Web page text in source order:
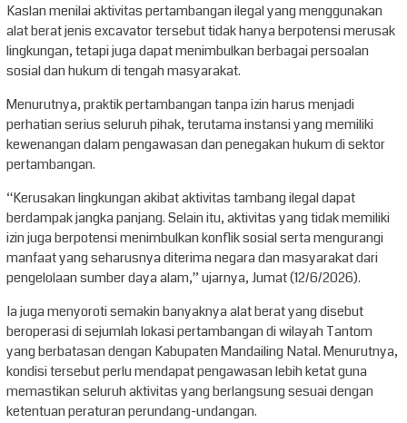
Kaslan menilai aktivitas pertambangan ilegal yang menggunakan
alat berat jenis excavator tersebut tidak hanya berpotensi merusak
lingkungan, tetapi juga dapat menimbulkan berbagai persoalan
sosial dan hukum di tengah masyarakat.
Menurutnya, praktik pertambangan tanpa izin harus menjadi
perhatian serius seluruh pihak, terutama instansi yang memiliki
kewenangan dalam pengawasan dan penegakan hukum di sektor
pertambangan.
“Kerusakan lingkungan akibat aktivitas tambang ilegal dapat
berdampak jangka panjang. Selain itu, aktivitas yang tidak memiliki
izin juga berpotensi menimbulkan konflik sosial serta mengurangi
manfaat yang seharusnya diterima negara dan masyarakat dari
pengelolaan sumber daya alam,” ujarnya, Jumat (12/6/2026).
Ia juga menyoroti semakin banyaknya alat berat yang disebut
beroperasi di sejumlah lokasi pertambangan di wilayah Tantom
yang berbatasan dengan Kabupaten Mandailing Natal. Menurutnya,
kondisi tersebut perlu mendapat pengawasan lebih ketat guna
memastikan seluruh aktivitas yang berlangsung sesuai dengan
ketentuan peraturan perundang-undangan.